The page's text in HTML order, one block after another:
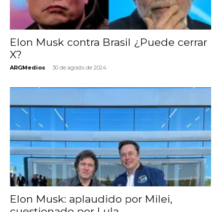
Elon Musk contra Brasil ¿Puede cerrar
X?
ARGMedios - 30 de agosto de 2024
Elon Musk: aplaudido por Milei,